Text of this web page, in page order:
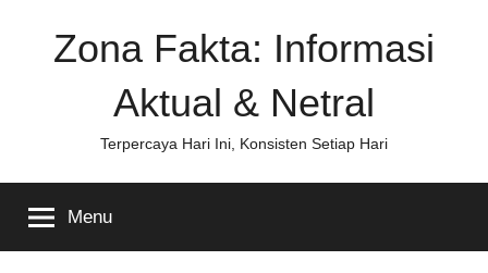
Zona Fakta: Informasi
Aktual & Netral
Terpercaya Hari Ini, Konsisten Setiap Hari
Menu